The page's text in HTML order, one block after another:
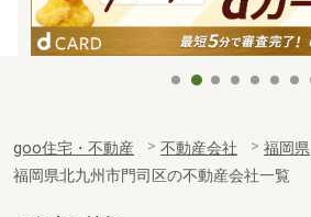
goo住宅・不動産 不動産会社 福岡県
福岡県北九州市門司区の不動産会社一覧